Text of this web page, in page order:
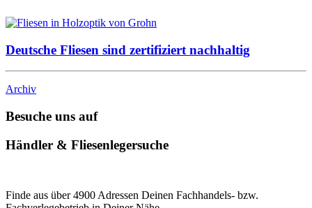
Deutsche Fliesen sind zertifiziert nachhaltig
Archiv
Besuche uns auf
Händler & Fliesenlegersuche
Finde aus über 4900 Adressen Deinen Fachhandels- bzw.